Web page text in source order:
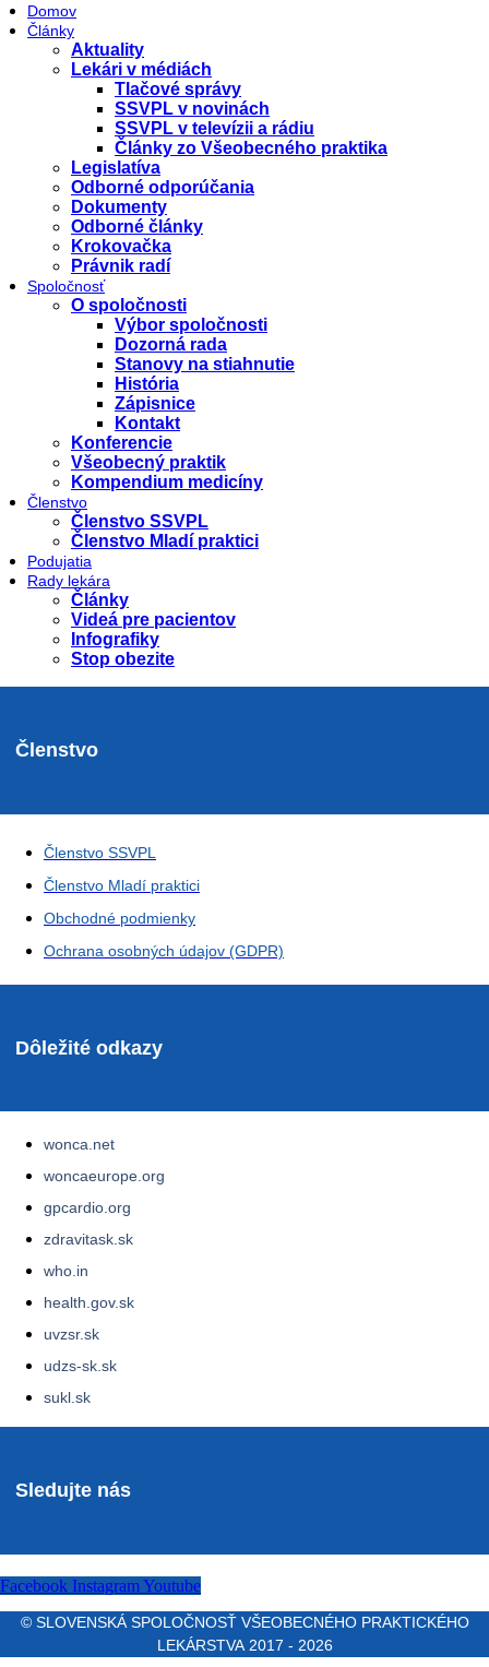
Domov
Články
Aktuality
Lekári v médiách
Tlačové správy
SSVPL v novinách
SSVPL v televízii a rádiu
Články zo Všeobecného praktika
Legislatíva
Odborné odporúčania
Dokumenty
Odborné články
Krokovačka
Právnik radí
Spoločnosť
O spoločnosti
Výbor spoločnosti
Dozorná rada
Stanovy na stiahnutie
História
Zápisnice
Kontakt
Konferencie
Všeobecný praktik
Kompendium medicíny
Členstvo
Členstvo SSVPL
Členstvo Mladí praktici
Podujatia
Rady lekára
Články
Videá pre pacientov
Infografiky
Stop obezite
Členstvo
Členstvo SSVPL
Členstvo Mladí praktici
Obchodné podmienky
Ochrana osobných údajov (GDPR)
Dôležité odkazy
wonca.net
woncaeurope.org
gpcardio.org
zdravitask.sk
who.in
health.gov.sk
uvzsr.sk
udzs-sk.sk
sukl.sk
Sledujte nás
Facebook Instagram Youtube
© SLOVENSKÁ SPOLOČNOSŤ VŠEOBECNÉHO PRAKTICKÉHO
LEKÁRSTVA 2017 - 2026